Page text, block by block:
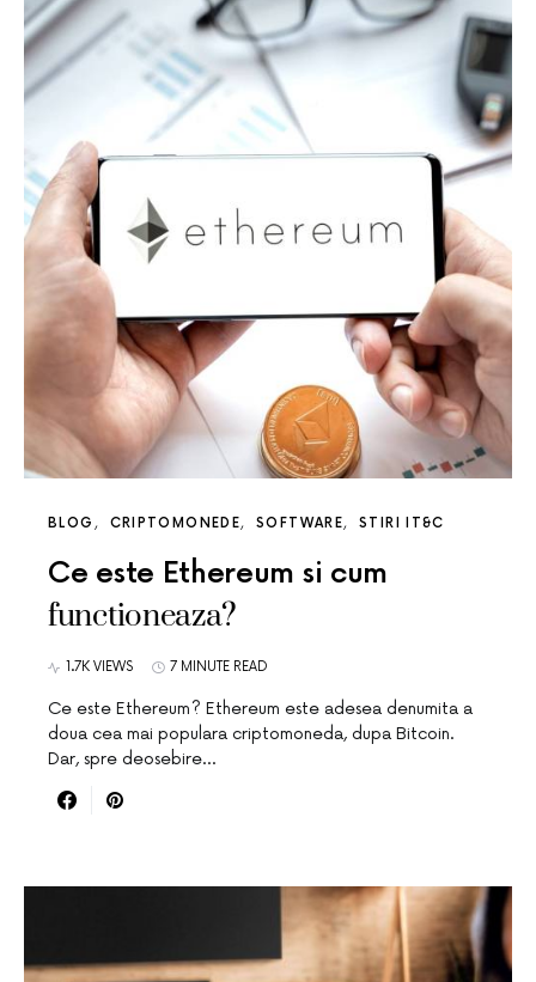
BLOG CRIPTOMONEDE SOFTWARE STIRI IT&C
Ce este Ethereum si cum
functioneaza?
1.7K VIEWS 7 MINUTE READ
Ce este Ethereum? Ethereum este adesea denumita a
doua cea mai populara criptomoneda, dupa Bitcoin.
Dar, spre deosebire…